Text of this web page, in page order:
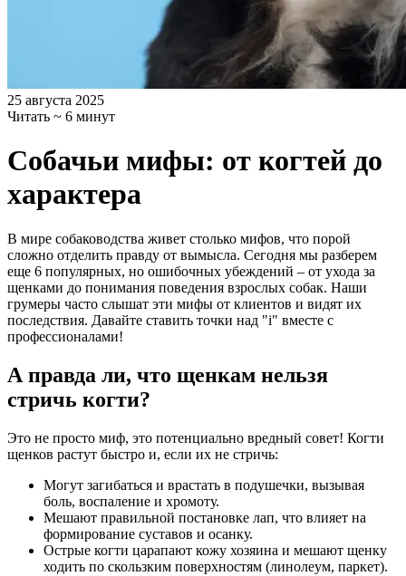
25 августа 2025
Читать ~ 6 минут
Собачьи мифы: от когтей до
характера
В мире собаководства живет столько мифов, что порой
сложно отделить правду от вымысла. Сегодня мы разберем
еще 6 популярных, но ошибочных убеждений – от ухода за
щенками до понимания поведения взрослых собак. Наши
грумеры часто слышат эти мифы от клиентов и видят их
последствия. Давайте ставить точки над "i" вместе с
профессионалами!
А правда ли, что щенкам нельзя
стричь когти?
Это не просто миф, это потенциально вредный совет! Когти
щенков растут быстро и, если их не стричь:
Могут загибаться и врастать в подушечки, вызывая
боль, воспаление и хромоту.
Мешают правильной постановке лап, что влияет на
формирование суставов и осанку.
Острые когти царапают кожу хозяина и мешают щенку
ходить по скользким поверхностям (линолеум, паркет).